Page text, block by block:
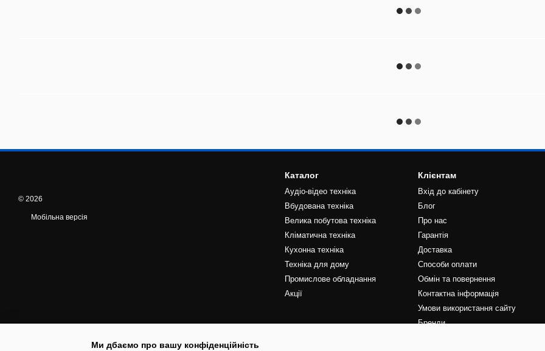
© 2026
Мобільна версія
Каталог
Аудіо-відео техніка
Вбудована техніка
Велика побутова техніка
Кліматична техніка
Кухонна техніка
Техніка для дому
Промислове обладнання
Акції
Клієнтам
Вхід до кабінету
Блог
Про нас
Гарантія
Доставка
Способи оплати
Обмін та повернення
Контактна інформація
Умови використання сайту
Бренди
Ми дбаємо про вашу конфіденційність